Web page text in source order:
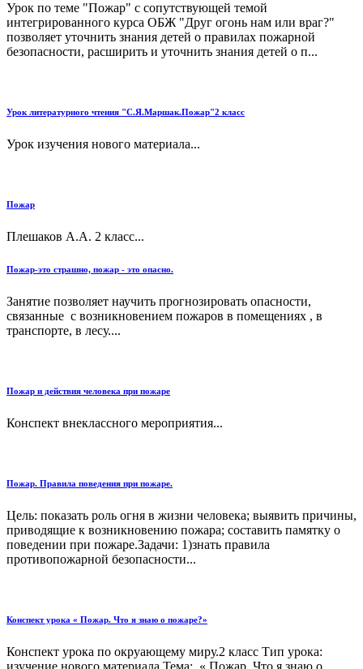
Урок по теме "Пожар" с сопутствующей темой
интегрированного курса ОБЖ "Друг огонь нам или враг?"
позволяет уточнить знания детей о правилах пожарной
безопасности, расширить и уточнить знания детей о п...
Урок литературного чтения "С.Я.Маршак.Пожар"2 класс
Урок изучения нового материала...
Пожар
Плешаков А.А. 2 класс...
Пожар-это страшно, пожар - это опасно.
Занятие позволяет научить прогнозировать опасности,
связанные с возникновением пожаров в помещениях , в
транспорте, в лесу....
Пожар и действия человека при пожаре
Конспект внеклассного мероприятия...
Пожар. Правила поведения при пожаре.
Цель: показать роль огня в жизни человека; выявить причины,
приводящие к возникновению пожара; составить памятку о
поведении при пожаре.Задачи: 1)знать правила
противопожарной безопасности...
Конспект урока « Пожар. Что я знаю о пожаре?»
Конспект урока по окруающему миру.2 класс Тип урока:
изучение нового материала Тема: « Пожар. Что я знаю о